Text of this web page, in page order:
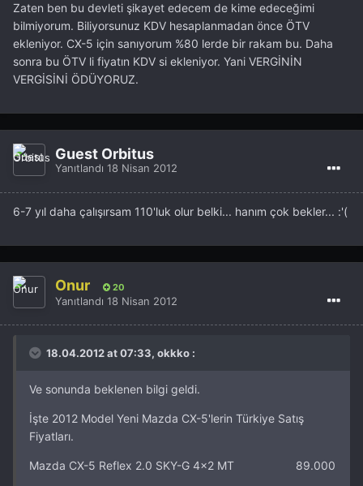
Zaten ben bu devleti şikayet edecem de kime edeceğimi
bilmiyorum. Biliyorsunuz KDV hesaplanmadan önce ÖTV
ekleniyor. CX-5 için sanıyorum %80 lerde bir rakam bu. Daha
sonra bu ÖTV li fiyatın KDV si ekleniyor. Yani VERGİNİN
VERGİSİNİ ÖDÜYORUZ.
Guest Orbitus
Yanıtlandı 18 Nisan 2012
6-7 yıl daha çalışırsam 110'luk olur belki... hanım çok bekler... :'(
Onur 20
Yanıtlandı 18 Nisan 2012
18.04.2012 at 07:33, okkko :
Ve sonunda beklenen bilgi geldi.
İşte 2012 Model Yeni Mazda CX-5'lerin Türkiye Satış
Fiyatları.
Mazda CX-5 Reflex 2.0 SKY-G 4x2 MT 89.000